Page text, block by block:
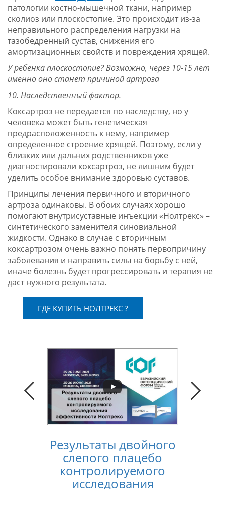
патологии костно-мышечной ткани, например
сколиоз или плоскостопие. Это происходит из-за
неправильного распределения нагрузки на
тазобедренный сустав, снижения его
амортизационных свойств и повреждения хрящей.
У ребенка плоскостопие? Возможно, через 10-15 лет
именно оно станет причиной артроза
10. Наследственный фактор.
Коксартроз не передается по наследству, но у
человека может быть генетическая
предрасположенность к нему, например
определенное строение хрящей. Поэтому, если у
близких или дальних родственников уже
диагностировали коксартроз, не лишним будет
уделить особое внимание здоровью суставов.
Принципы лечения первичного и вторичного
артроза одинаковы. В обоих случаях хорошо
помогают внутрисуставные инъекции «Нолтрекс» –
синтетического заменителя синовиальной
жидкости. Однако в случае с вторичным
коксартрозом очень важно понять первопричину
заболевания и направить силы на борьбу с ней,
иначе болезнь будет прогрессировать и терапия не
даст нужного результата.
ГДЕ КУПИТЬ НОЛТРЕКС ?
Результаты двойного
слепого плацебо
контролируемого
исследования